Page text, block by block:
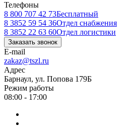
Телефоны
8 800 707 42 73Бесплатный
8 3852 59 54 36Отдел снабжения
8 3852 22 63 60Отдел логистики
Заказать звонок
E-mail
zakaz@tszl.ru
Адрес
Барнаул, ул. Попова 179Б
Режим работы
08:00 - 17:00